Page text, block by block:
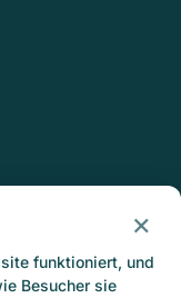
×
funktioniert, und
Besucher sie